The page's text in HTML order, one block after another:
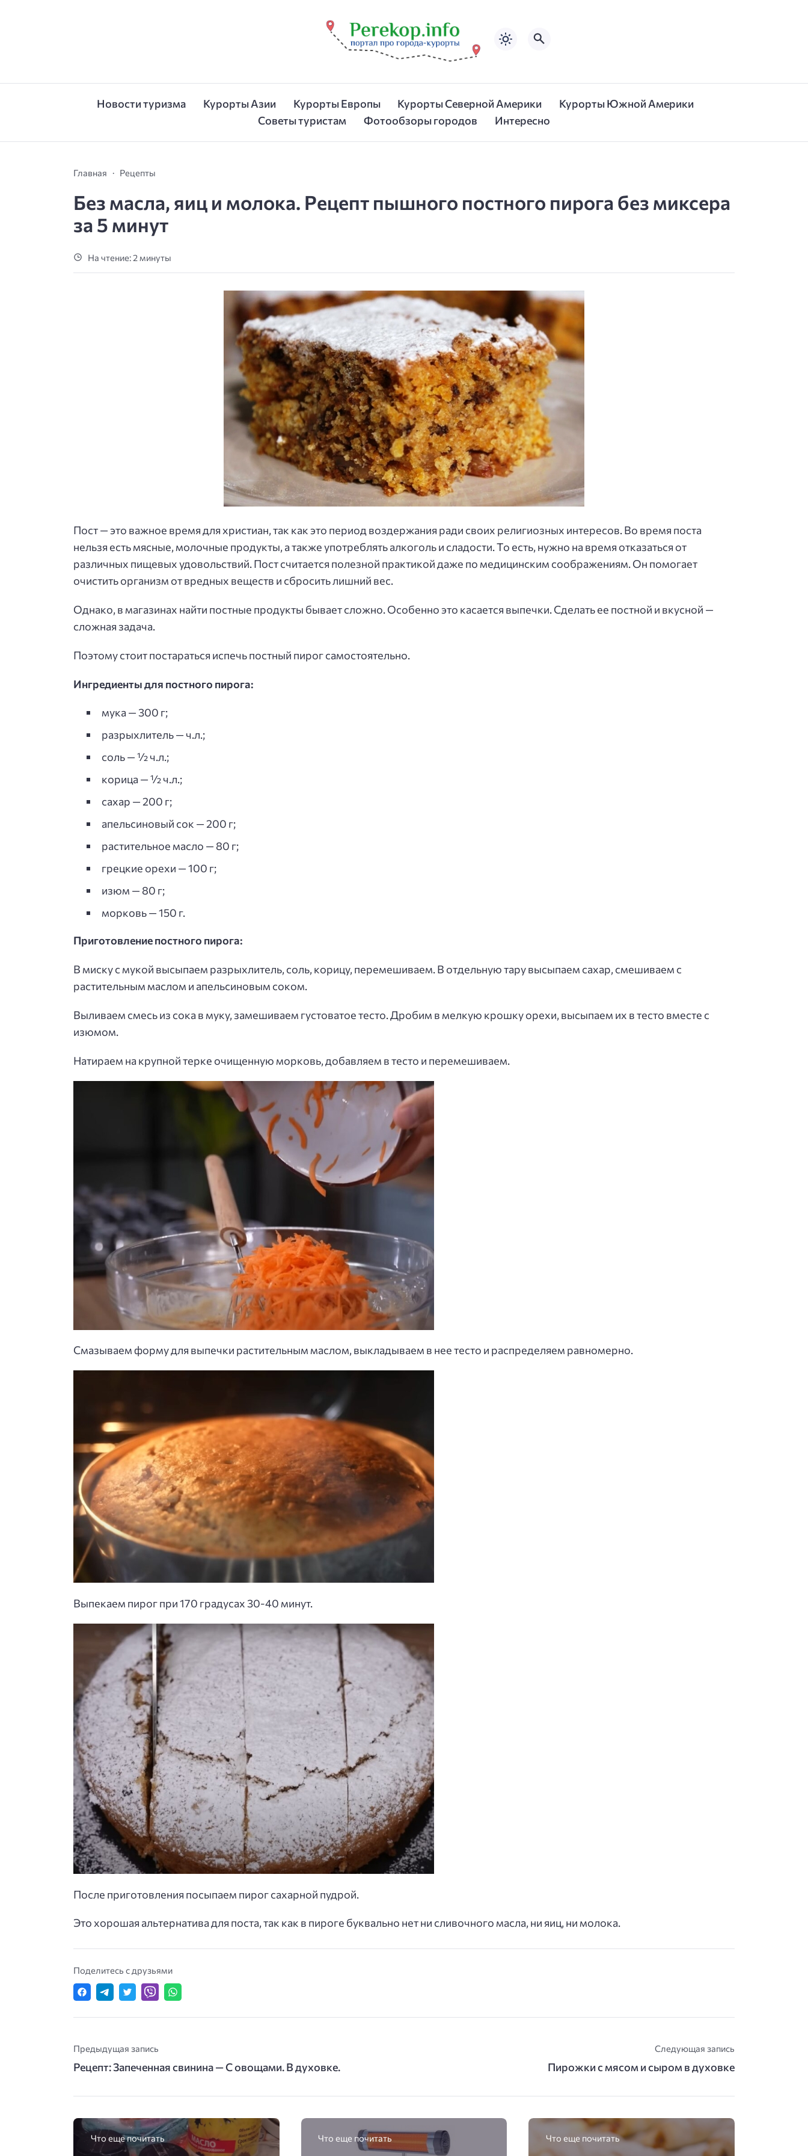
Новости туризма Курорты Азии Курорты Европы Курорты Северной Америки
Курорты Южной Америки
Советы туристам
Фотообзоры городов Интересно
Главная Рецепты
Без масла, яиц и молока. Рецепт пышного постного пирога без миксера
за 5 минут
На чтение: 2 минуты
Пост — это важное время для христиан, так как это период воздержания ради своих религиозных интересов. Во время поста
нельзя есть мясные, молочные продукты, а также употреблять алкоголь и сладости. То есть, нужно на время отказаться от
различных пищевых удовольствий. Пост считается полезной практикой даже по медицинским соображениям. Он помогает
очистить организм от вредных веществ и сбросить лишний вес.
Однако, в магазинах найти постные продукты бывает сложно. Особенно это касается выпечки. Сделать ее постной и вкусной —
сложная задача.
Поэтому стоит постараться испечь постный пирог самостоятельно.
Ингредиенты для постного пирога:
мука — 300 г;
разрыхлитель — ч.л.;
соль — ½ ч.л.;
корица — ½ ч.л.;
сахар — 200 г;
апельсиновый сок — 200 г;
растительное масло — 80 г;
грецкие орехи — 100 г;
изюм — 80 г;
морковь — 150 г.
Приготовление постного пирога:
В миску с мукой высыпаем разрыхлитель, соль, корицу, перемешиваем. В отдельную тару высыпаем сахар, смешиваем с
растительным маслом и апельсиновым соком.
Выливаем смесь из сока в муку, замешиваем густоватое тесто. Дробим в мелкую крошку орехи, высыпаем их в тесто вместе с
изюмом.
Натираем на крупной терке очищенную морковь, добавляем в тесто и перемешиваем.
Смазываем форму для выпечки растительным маслом, выкладываем в нее тесто и распределяем равномерно.
Выпекаем пирог при 170 градусах 30-40 минут.
После приготовления посыпаем пирог сахарной пудрой.
Это хорошая альтернатива для поста, так как в пироге буквально нет ни сливочного масла, ни яиц, ни молока.
Поделитесь с друзьями
Предыдущая запись
Рецепт: Запеченная свинина — С овощами. В духовке.
Следующая запись
Пирожки с мясом и сыром в духовке
Что еще почитать Что еще почитать Что еще почитать